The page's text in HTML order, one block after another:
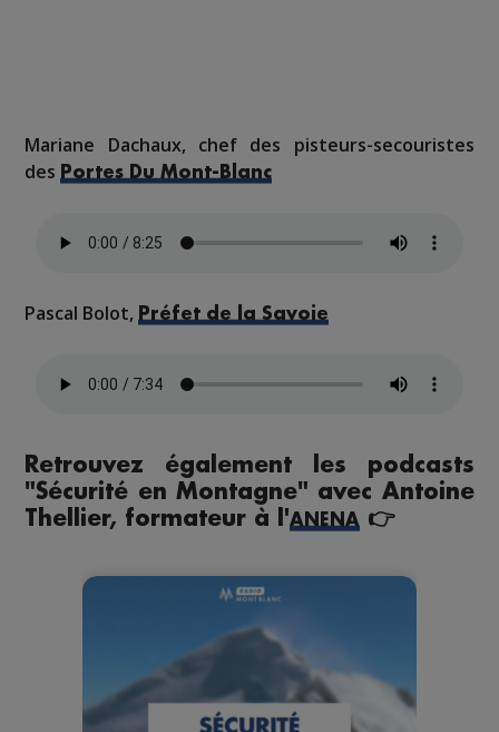
Mariane Dachaux, chef des pisteurs-secouristes
desPortes Du Mont-Blanc
Pascal Bolot,Préfet de la Savoie
Retrouvez également les podcasts
"Sécurité en Montagne" avec Antoine
Thellier, formateur à l'ANENA 👉